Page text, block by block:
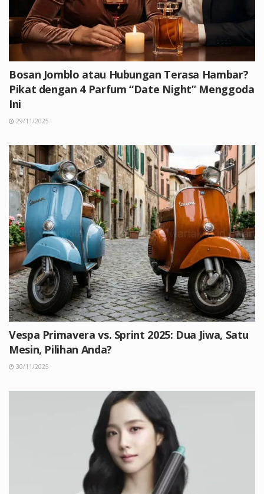
Bosan Jomblo atau Hubungan Terasa Hambar?
Pikat dengan 4 Parfum “Date Night” Menggoda
Ini
29/11/2025
Vespa Primavera vs. Sprint 2025: Dua Jiwa, Satu
Mesin, Pilihan Anda?
30/11/2025